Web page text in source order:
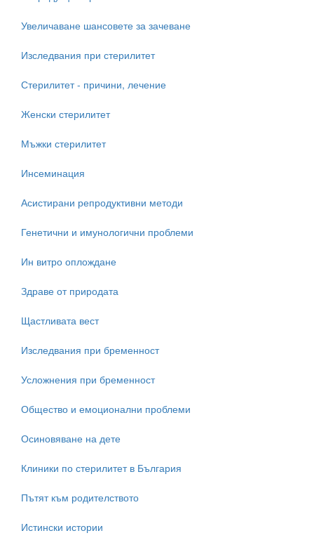
Увеличаване шансовете за зачеване
Изследвания при стерилитет
Стерилитет - причини, лечение
Женски стерилитет
Мъжки стерилитет
Инсеминация
Асистирани репродуктивни методи
Генетични и имунологични проблеми
Ин витро оплождане
Здраве от природата
Щастливата вест
Изследвания при бременност
Усложнения при бременност
Общество и емоционални проблеми
Осиновяване на дете
Клиники по стерилитет в България
Пътят към родителството
Истински истории